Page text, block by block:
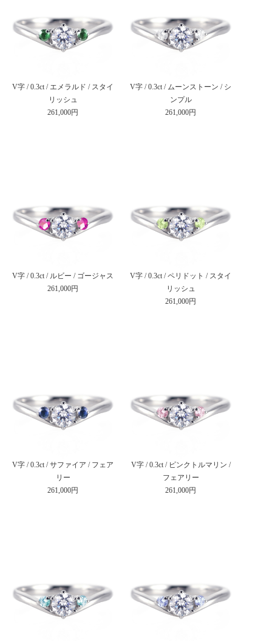
V字 / 0.3ct / エメラルド / スタイ
リッシュ
261,000円
V字 / 0.3ct / ムーンストーン / シ
ンプル
261,000円
V字 / 0.3ct / ルビー / ゴージャス
261,000円
V字 / 0.3ct / ペリドット / スタイ
リッシュ
261,000円
V字 / 0.3ct / サファイア / フェア
リー
261,000円
V字 / 0.3ct / ピンクトルマリン /
フェアリー
261,000円